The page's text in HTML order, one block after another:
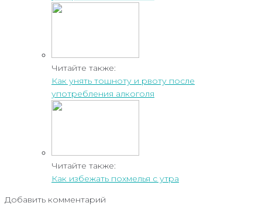
Читайте также:
Как унять тошноту и рвоту после
употребления алкоголя
Читайте также:
Как избежать похмелья с утра
Добавить комментарий